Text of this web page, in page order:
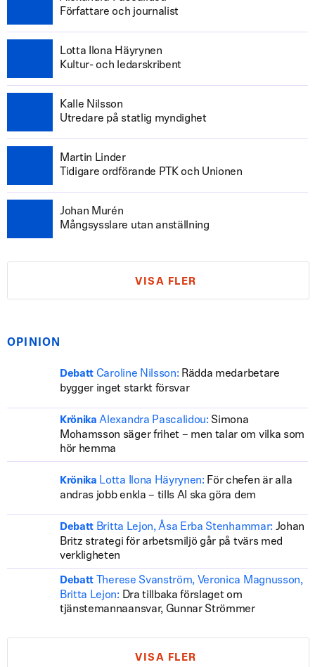
Författare och journalist
Lotta Ilona Häyrynen
Kultur- och ledarskribent
Kalle Nilsson
Utredare på statlig myndighet
Martin Linder
Tidigare ordförande PTK och Unionen
Johan Murén
Mångsysslare utan anställning
VISA FLER
OPINION
Debatt Caroline Nilsson: Rädda medarbetare
bygger inget starkt försvar
Krönika Alexandra Pascalidou: Simona
Mohamsson säger frihet – men talar om vilka som
hör hemma
Krönika Lotta Ilona Häyrynen: För chefen är alla
andras jobb enkla – tills AI ska göra dem
Debatt Britta Lejon, Åsa Erba Stenhammar: Johan
Britz strategi för arbetsmiljö går på tvärs med
verkligheten
Debatt
Therese Svanström, Veronica Magnusson,
Britta Lejon: Dra tillbaka förslaget om
tjänstemannaansvar, Gunnar Strömmer
VISA FLER